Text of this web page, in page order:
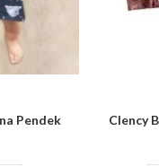
Pendek Clency